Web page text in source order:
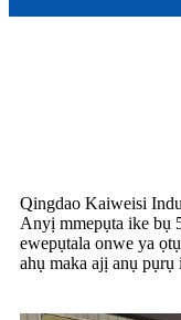
Qingdao Kaiweisi
Anyị mmepụta ike bụ
ewepụtala onwe ya
ahụ maka ajị anụ